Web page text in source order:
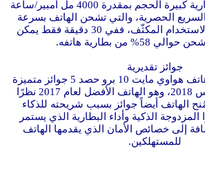
هواوي مايت 10 مع بطارية كبيرة الحجم بمقدرة 4000 مل أمبير/ساعة
الحصرية، والتي تشحن الهاتف بسرعة
وسهولة أكبر وتدعم الاستخدام المكثّف، ففي 30 دقيقة فقط يمكن
من بطارية هاتفه.
جوائز تقديرية
تجدر الإشارة إلى أن هاتف هواوي مايت 10 برو حصد 5 جوائز متميزة
في معرض لاس فيغاس 2018، وهو الهاتف الأفضل لعام 2017 نظرًا
الهاتف أيضاً جوائز بسبب شريحته للذكاء
المزدوجة الذكية وأداء البطارية الذي يستمر
إلى خصائص الأمان الذي يقدمها الهاتف
للمستهلكين.